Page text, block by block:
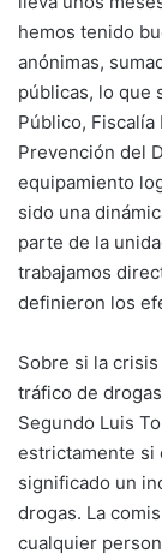
hemos tenido
anónimas,
públicas, lo que
Público,
Prevención del
equipamiento
sido una
parte de la
trabajamos
definieron los
Sobre si la
tráfico de
Segundo Luis
estrictamente si
significado un
drogas. La
cualquier